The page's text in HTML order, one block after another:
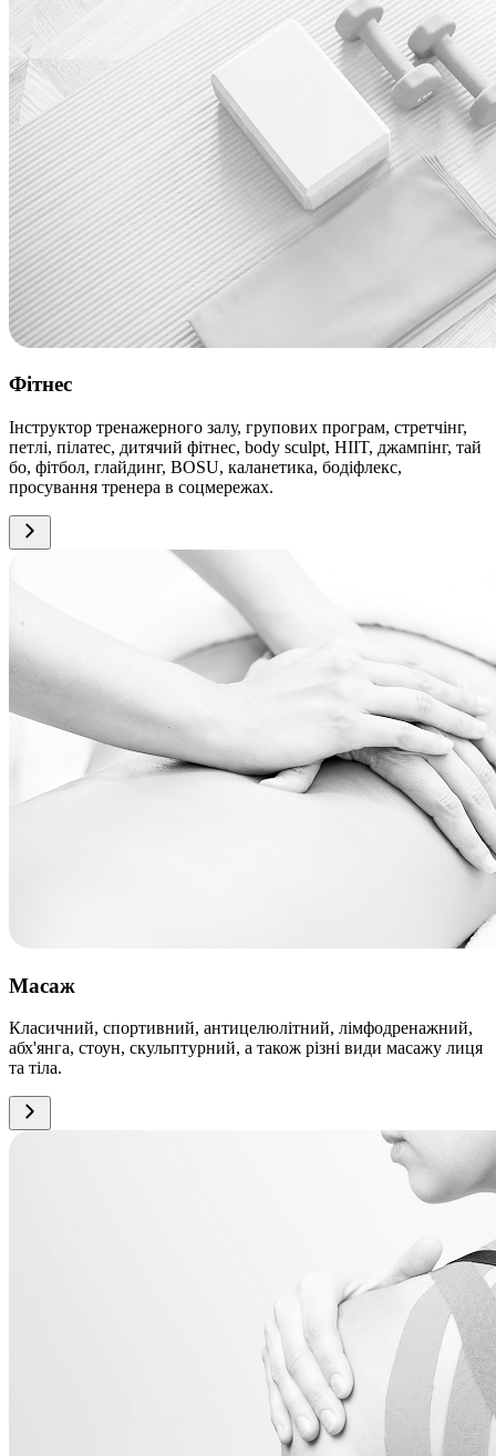
Фітнес
Інструктор тренажерного залу, групових програм, стретчінг,
петлі, пілатес, дитячий фітнес, body sculpt, HIIT, джампінг, тай
бо, фітбол, глайдинг, BOSU, каланетика, бодіфлекс,
просування тренера в соцмережах.
Масаж
Класичний, спортивний, антицелюлітний, лімфодренажний,
абх'янга, стоун, скульптурний, а також різні види масажу лиця
та тіла.